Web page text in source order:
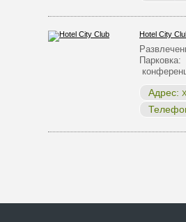
Hotel City
Адрес: